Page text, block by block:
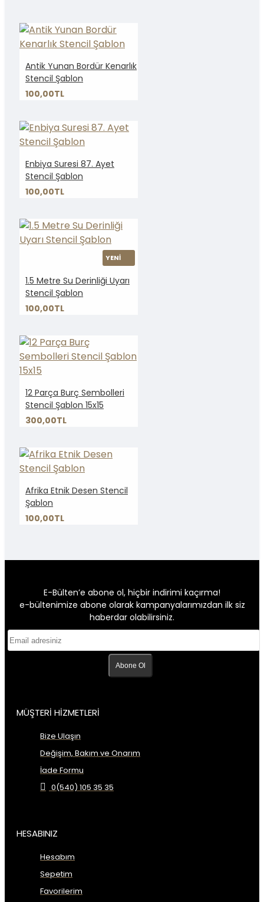
Antik Yunan Bordür Kenarlık
Stencil Şablon
100,00TL
Enbiya Suresi 87. Ayet
Stencil Şablon
100,00TL
YENİ
1.5 Metre Su Derinliği Uyarı
Stencil Şablon
100,00TL
12 Parça Burç Sembolleri
Stencil Şablon 15x15
300,00TL
Afrika Etnik Desen Stencil
Şablon
100,00TL
E-Bülten’e abone ol, hiçbir indirimi kaçırma!
e-bültenimize abone olarak kampanyalarımızdan ilk siz
haberdar olabilirsiniz.
Abone Ol
MÜŞTERİ HİZMETLERİ
Bize Ulaşın
Değişim, Bakım ve Onarım
İade Formu
0(540) 105 35 35
HESABINIZ
Hesabım
Sepetim
Favorilerim